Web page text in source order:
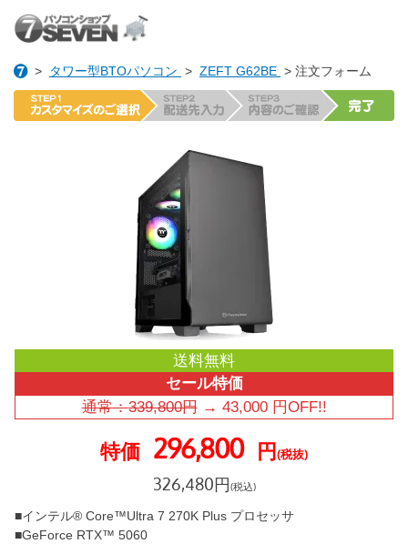
> タワー型BTOパソコン > ZEFT G62BE > 注文フォーム
送料無料
セール特価
通常：339,800円→ 43,000円OFF!!
特価 296,800 円(税抜)
326,480円(税込)
■インテル® Core™Ultra 7 270K Plus プロセッサ
■GeForce RTX™ 5060